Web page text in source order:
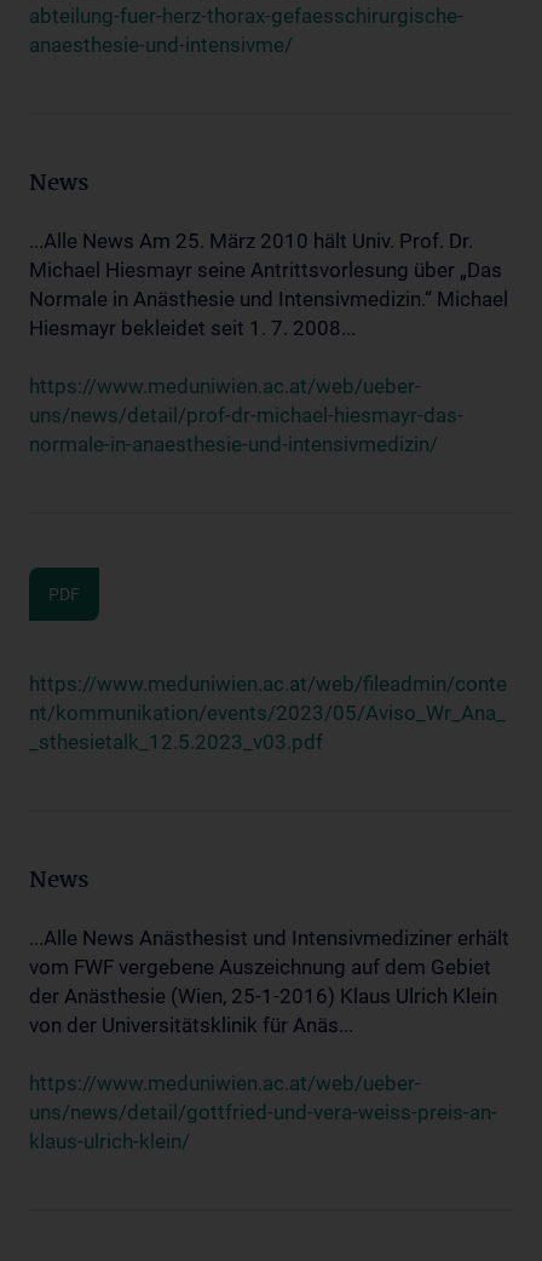
abteilung-fuer-herz-thorax-gefaesschirurgische-
anaesthesie-und-intensivme/
News
...Alle News Am 25. März 2010 hält Univ. Prof. Dr.
Michael Hiesmayr seine Antrittsvorlesung über „Das
Normale in Anästhesie und Intensivmedizin.“ Michael
Hiesmayr bekleidet seit 1. 7. 2008...
https://www.meduniwien.ac.at/web/ueber-
uns/news/detail/prof-dr-michael-hiesmayr-das-
normale-in-anaesthesie-und-intensivmedizin/
PDF
https://www.meduniwien.ac.at/web/fileadmin/conte
nt/kommunikation/events/2023/05/Aviso_Wr_Ana_
_sthesietalk_12.5.2023_v03.pdf
News
...Alle News Anästhesist und Intensivmediziner erhält
vom FWF vergebene Auszeichnung auf dem Gebiet
der Anästhesie (Wien, 25-1-2016) Klaus Ulrich Klein
von der Universitätsklinik für Anäs...
https://www.meduniwien.ac.at/web/ueber-
uns/news/detail/gottfried-und-vera-weiss-preis-an-
klaus-ulrich-klein/